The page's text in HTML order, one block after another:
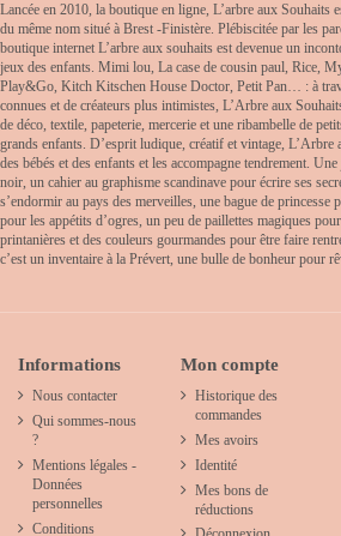
Lancée en 2010, la boutique en ligne, L’arbre aux Souhaits
du même nom situé à Brest -Finistère. Plébiscitée par les
boutique internet L’arbre aux souhaits est devenue un
jeux des enfants. Mimi lou, La case de cousin paul, Rice,
Play&Go, Kitch Kitschen House Doctor, Petit Pan… : à
connues et de créateurs plus intimistes, L’Arbre aux
de déco, textile, papeterie, mercerie et une ribambelle de
grands enfants. D’esprit ludique, créatif et vintage, L’Arbre
des bébés et des enfants et les accompagne tendrement.
noir, un cahier au graphisme scandinave pour écrire ses
s’endormir au pays des merveilles, une bague de princesse
pour les appétits d’ogres, un peu de paillettes magiques
printanières et des couleurs gourmandes pour être faire
c’est un inventaire à la Prévert, une bulle de bonheur pour
Informations
Nous contacter
Qui sommes-nous
?
Mentions légales -
Données
personnelles
Conditions
Mon compte
Historique des
commandes
Mes avoirs
Identité
Mes bons de
réductions